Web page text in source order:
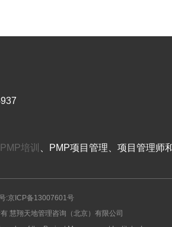
PMP培训 、PMP项目管理、项目管理师
:京ICP备13007601号
慧翔天地管理咨询（北京）有限公司